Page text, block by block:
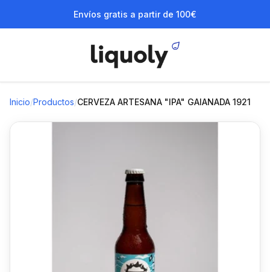
Envíos gratis a partir de 100€
Inicio/Productos/CERVEZA ARTESANA "IPA" GAIANADA 1921